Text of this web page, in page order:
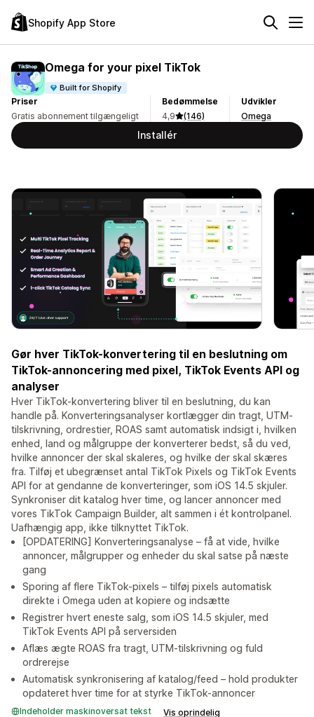
Shopify App Store
Omega for your pixel TikTok
Built for Shopify
Priser
Gratis abonnement tilgængeligt
Bedømmelse
4,9
(146)
Udvikler
Omega
Installér
Gør hver TikTok-konvertering til en beslutning om
TikTok-annoncering med pixel, TikTok Events API og
analyser
Hver TikTok-konvertering bliver til en beslutning, du kan
handle på. Konverteringsanalyser kortlægger din tragt, UTM-
tilskrivning, ordrestier, ROAS samt automatisk indsigt i, hvilken
enhed, land og målgruppe der konverterer bedst, så du ved,
hvilke annoncer der skal skaleres, og hvilke der skal skæres
fra. Tilføj et ubegrænset antal TikTok Pixels og TikTok Events
API for at gendanne de konverteringer, som iOS 14.5 skjuler.
Synkroniser dit katalog hver time, og lancer annoncer med
vores TikTok Campaign Builder, alt sammen i ét kontrolpanel.
Uafhængig app, ikke tilknyttet TikTok.
[OPDATERING] Konverteringsanalyse – få at vide, hvilke
annoncer, målgrupper og enheder du skal satse på næste
gang
Sporing af flere TikTok-pixels – tilføj pixels automatisk
direkte i Omega uden at kopiere og indsætte
Registrer hvert eneste salg, som iOS 14.5 skjuler, med
TikTok Events API på serversiden
Aflæs ægte ROAS fra tragt, UTM-tilskrivning og fuld
ordrerejse
Automatisk synkronisering af katalog/feed – hold produkter
opdateret hver time for at styrke TikTok-annoncer
Indeholder maskinoversat tekst Vis oprindelig